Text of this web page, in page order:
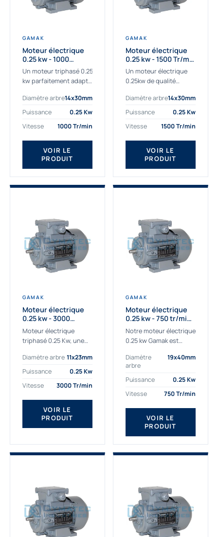
GAMAK
Moteur électrique
0.25 kw - 1000
Tr/min - 230/400V -
IE2
Un moteur triphasé 0.25
kw parfaitement adapté
sévères. Notre
important stock de
permet de livrer
rapidement tous types
de moteurs.
Ce moteur...
Diamètre arbre14x30mm
Puissance
0.25 Kw
Vitesse
1000 Tr/min
VOIR LE
PRODUIT
GAMAK
Moteur électrique
0.25 kw - 1500 Tr/min
- 230/400V - IE2
Un moteur électrique
0.25kw de qualité
professionnels. Notre
gamme de moteurs
sélectionné pour la très
haute...
Diamètre arbre14x30mm
Puissance
0.25 Kw
Vitesse
1500 Tr/min
VOIR LE
PRODUIT
GAMAK
Moteur électrique
0.25 kw - 3000
Tr/min - 230/400V -
IE2
Moteur électrique
triphasé 0.25 Kw, une
adaptée à tous types
de machines.
triphasé 0.25 Kw Gamak
à haut rendement...
Diamètre arbre 11x23mm
Puissance
0.25 Kw
Vitesse
3000 Tr/min
VOIR LE
PRODUIT
GAMAK
Moteur électrique
0.25 kw - 750 tr/min -
230/400V - IE2
Notre moteur électrique
0.25 kw Gamak est
aux applications
sévères. Nous
déterminons,
fournissons
des moteurs
asynchrones depuis de
nombreuses années....
Diamètre
arbre
19x40mm
Puissance
0.25 Kw
Vitesse
750 Tr/min
VOIR LE
PRODUIT